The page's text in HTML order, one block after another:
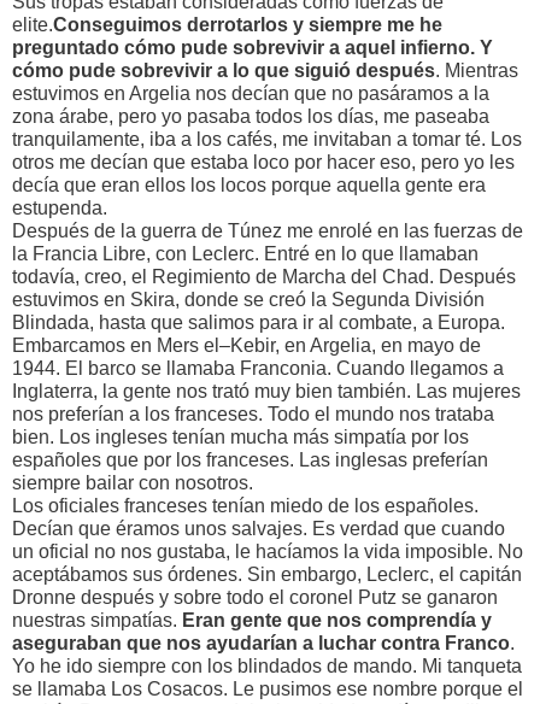
elite.Conseguimos derrotarlos y siempre me he
preguntado cómo pude sobrevivir a aquel infierno. Y
cómo pude sobrevivir a lo que siguió después. Mientras
estuvimos en Argelia nos decían que no pasáramos a la
zona árabe, pero yo pasaba todos los días, me paseaba
tranquilamente, iba a los cafés, me invitaban a tomar té. Los
otros me decían que estaba loco por hacer eso, pero yo les
decía que eran ellos los locos porque aquella gente era
estupenda.
Después de la guerra de Túnez me enrolé en las fuerzas de
la Francia Libre, con Leclerc. Entré en lo que llamaban
todavía, creo, el Regimiento de Marcha del Chad. Después
estuvimos en Skira, donde se creó la Segunda División
Blindada, hasta que salimos para ir al combate, a Europa.
Embarcamos en Mers el–Kebir, en Argelia, en mayo de
1944. El barco se llamaba Franconia. Cuando llegamos a
Inglaterra, la gente nos trató muy bien también. Las mujeres
nos preferían a los franceses. Todo el mundo nos trataba
bien. Los ingleses tenían mucha más simpatía por los
españoles que por los franceses. Las inglesas preferían
siempre bailar con nosotros.
Los oficiales franceses tenían miedo de los españoles.
Decían que éramos unos salvajes. Es verdad que cuando
un oficial no nos gustaba, le hacíamos la vida imposible. No
aceptábamos sus órdenes. Sin embargo, Leclerc, el capitán
Dronne después y sobre todo el coronel Putz se ganaron
nuestras simpatías. Eran gente que nos comprendía y
aseguraban que nos ayudarían a luchar contra Franco.
Yo he ido siempre con los blindados de mando. Mi tanqueta
se llamaba Los Cosacos. Le pusimos ese nombre porque el